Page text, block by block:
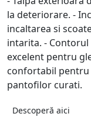
la deteriorare. -
incaltarea si
intarita. -
excelent pentru
confortabil pentru
pantofilor curati.
Descoperă aici